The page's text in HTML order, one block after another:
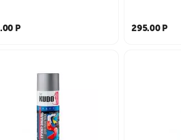
Р 295.00 Р